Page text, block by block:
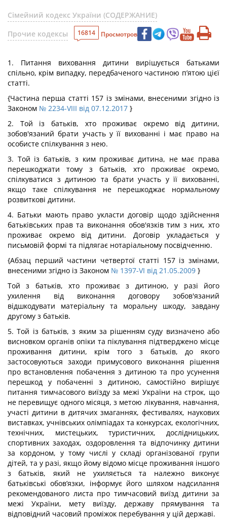
Сімейний кодекс України (СОДЕРЖАНИЕ)
Прочие кодексы
16814 Просмотров
1. Питання виховання дитини вирішується батьками
спільно, крім випадку, передбаченого частиною п’ятою цієї
статті.
{Частина перша статті 157 із змінами, внесеними згідно із
Законом № 2234-VIII від 07.12.2017 }
2. Той із батьків, хто проживає окремо від дитини,
зобов'язаний брати участь у її вихованні і має право на
особисте спілкування з нею.
3. Той із батьків, з ким проживає дитина, не має права
перешкоджати тому з батьків, хто проживає окремо,
спілкуватися з дитиною та брати участь у її вихованні,
якщо таке спілкування не перешкоджає нормальному
розвиткові дитини.
4. Батьки мають право укласти договір щодо здійснення
батьківських прав та виконання обов'язків тим з них, хто
проживає окремо від дитини. Договір укладається у
письмовій формі та підлягає нотаріальному посвідченню.
{Абзац перший частини четвертої статті 157 із змінами,
внесеними згідно із Законом № 1397-VI від 21.05.2009 }
Той з батьків, хто проживає з дитиною, у разі його
ухилення від виконання договору зобов'язаний
відшкодувати матеріальну та моральну шкоду, завдану
другому з батьків.
5. Той із батьків, з яким за рішенням суду визначено або
висновком органів опіки та піклування підтверджено місце
проживання дитини, крім того з батьків, до якого
застосовуються заходи примусового виконання рішення
про встановлення побачення з дитиною та про усунення
перешкод у побаченні з дитиною, самостійно вирішує
питання тимчасового виїзду за межі України на строк, що
не перевищує одного місяця, з метою лікування, навчання,
участі дитини в дитячих змаганнях, фестивалях, наукових
виставках, учнівських олімпіадах та конкурсах, екологічних,
технічних, мистецьких, туристичних, дослідницьких,
спортивних заходах, оздоровлення та відпочинку дитини
за кордоном, у тому числі у складі організованої групи
дітей, та у разі, якщо йому відомо місце проживання іншого
з батьків, який не ухиляється та належно виконує
батьківські обов’язки, інформує його шляхом надсилання
рекомендованого листа про тимчасовий виїзд дитини за
межі України, мету виїзду, державу прямування та
відповідний часовий проміжок перебування у цій державі.